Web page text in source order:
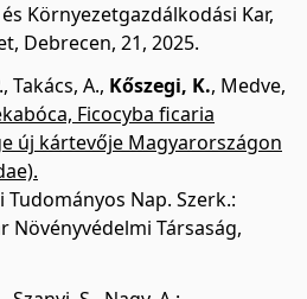
Környezetgazdálkodási Kar,
Debrecen, 21, 2025.
, Takács, A., Kőszegi, K., Medve,
Ficocyba ficaria
új kártevője Magyarországon
Nap. Szerk.:
Növényvédelmi Társaság,